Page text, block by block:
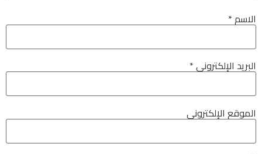
الاسم*
البريد الإلكتروني*
الموقع الإلكتروني